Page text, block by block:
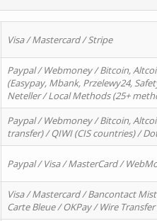
Visa / Mastercard / Stripe
Paypal / Webmoney / Bitcoin,
(Easypay, Mbank, Przelewy24,
Neteller / Local Methods (25+
Paypal / Webmoney / Bitcoin,
transfer) / QIWI (CIS countries) /
Paypal / Visa / MasterCard /
Visa / Mastercard / Bancontact
Carte Bleue / OKPay / Wire